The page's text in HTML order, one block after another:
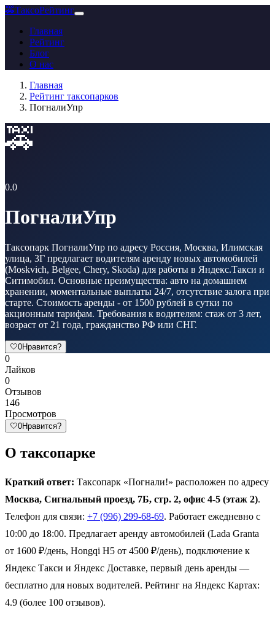
🚕ТаксоРейтинг
Главная
Рейтинг
Блог
О нас
Главная
Рейтинг таксопарков
ПогналиУпр
🚕
0.0
ПогналиУпр
Таксопарк ПогналиУпр по адресу Россия, Москва, Илимская
улица, 3Г предлагает водителям аренду новых автомобилей
(Moskvich, Belgee, Chery, Skoda) для работы в Яндекс.Такси и
Ситимобил. Основные преимущества: авто на домашнем
хранении, моментальные выплаты 24/7, отсутствие залога при
старте. Стоимость аренды - от 1500 рублей в сутки по
акционным тарифам. Требования к водителям: стаж от 3 лет,
возраст от 21 года, гражданство РФ или СНГ.
🤍0Нравится?
0
Лайков
0
Отзывов
146
Просмотров
🤍0Нравится?
О таксопарке
Краткий ответ: Таксопарк «Погнали!» расположен по адресу
Москва, Сигнальный проезд, 7Б, стр. 2, офис 4-5 (этаж 2).
Телефон для связи: +7 (996) 299-68-69. Работает ежедневно с
10:00 до 18:00. Предлагает аренду автомобилей (Lada Granta
от 1600 ₽/день, Hongqi H5 от 4500 ₽/день), подключение к
Яндекс Такси и Яндекс Доставке, первый день аренды —
бесплатно для новых водителей. Рейтинг на Яндекс Картах:
4.9 (более 100 отзывов).